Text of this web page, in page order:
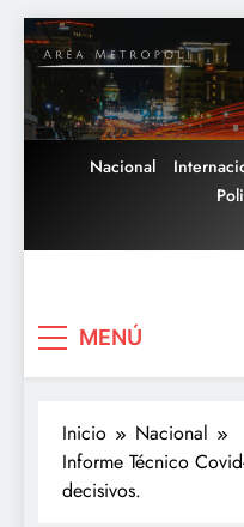
Saltar
al
contenido
Nacional
MENÚ
Inicio
Nacional
Informe Técnico
decisivos.